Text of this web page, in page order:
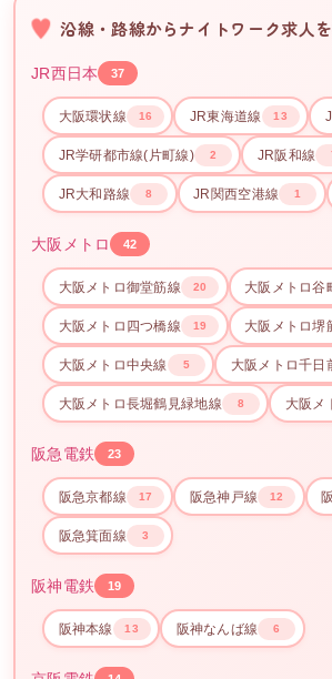
沿線・路線からナイトワーク求人
JR西日本 37
大阪環状線 16 JR東海道線 13
JR学研都市線(片町線) 2 JR阪和線
JR大和路線 8 JR関西空港線 1
大阪メトロ 42
大阪メトロ御堂筋線 20 大阪メトロ谷
大阪メトロ四つ橋線 19 大阪メトロ堺
大阪メトロ中央線 5 大阪メトロ千日
大阪メトロ長堀鶴見緑地線 8 大阪メ
阪急電鉄 23
阪急京都線 17 阪急神戸線 12
阪急箕面線 3
阪神電鉄 19
阪神本線 13 阪神なんば線 6